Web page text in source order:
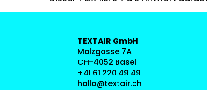
TEXTAIR GmbH
Malzgasse 7A
CH-4052 Basel
+41 61 220 49 49
hallo@textair.ch